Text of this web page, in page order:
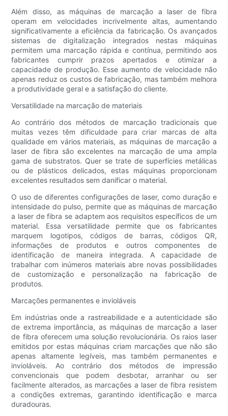
Além disso, as máquinas de marcação a laser de fibra
operam em velocidades incrivelmente altas, aumentando
significativamente a eficiência da fabricação. Os avançados
sistemas de digitalização integrados nestas máquinas
permitem uma marcação rápida e contínua, permitindo aos
fabricantes cumprir prazos apertados e otimizar a
capacidade de produção. Esse aumento de velocidade não
apenas reduz os custos de fabricação, mas também melhora
a produtividade geral e a satisfação do cliente.
Versatilidade na marcação de materiais
Ao contrário dos métodos de marcação tradicionais que
muitas vezes têm dificuldade para criar marcas de alta
qualidade em vários materiais, as máquinas de marcação a
laser de fibra são excelentes na marcação de uma ampla
gama de substratos. Quer se trate de superfícies metálicas
ou de plásticos delicados, estas máquinas proporcionam
excelentes resultados sem danificar o material.
O uso de diferentes configurações de laser, como duração e
intensidade do pulso, permite que as máquinas de marcação
a laser de fibra se adaptem aos requisitos específicos de um
material. Essa versatilidade permite que os fabricantes
marquem logotipos, códigos de barras, códigos QR,
informações de produtos e outros componentes de
identificação de maneira integrada. A capacidade de
trabalhar com inúmeros materiais abre novas possibilidades
de customização e personalização na fabricação de
produtos.
Marcações permanentes e invioláveis
Em indústrias onde a rastreabilidade e a autenticidade são
de extrema importância, as máquinas de marcação a laser
de fibra oferecem uma solução revolucionária. Os raios laser
emitidos por estas máquinas criam marcações que não são
apenas altamente legíveis, mas também permanentes e
invioláveis. Ao contrário dos métodos de impressão
convencionais que podem desbotar, arranhar ou ser
facilmente alterados, as marcações a laser de fibra resistem
a condições extremas, garantindo identificação e marca
duradouras.